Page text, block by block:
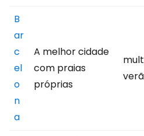
B
ar
c
el
o
n
a
A melhor cidade
com praias
próprias